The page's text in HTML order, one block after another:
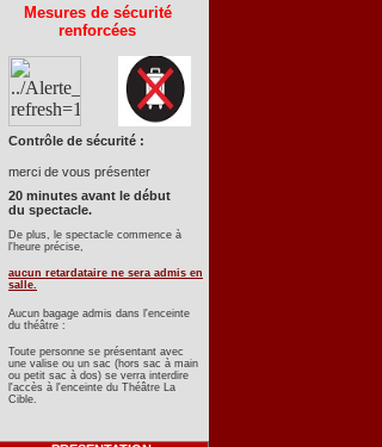
Mesures de sécurité
renforcées
Contrôle de sécurité :
merci de vous présenter
20 minutes avant le début
du spectacle.
De plus, le spectacle commence à
l'heure précise,
aucun retardataire ne sera admis en
salle.
Aucun bagage admis dans l'enceinte
du théâtre :
Toute personne se présentant avec
une valise ou un sac (hors sac à main
ou petit sac à dos) se verra interdire
l'accès à l'enceinte du Théâtre La
Cible.